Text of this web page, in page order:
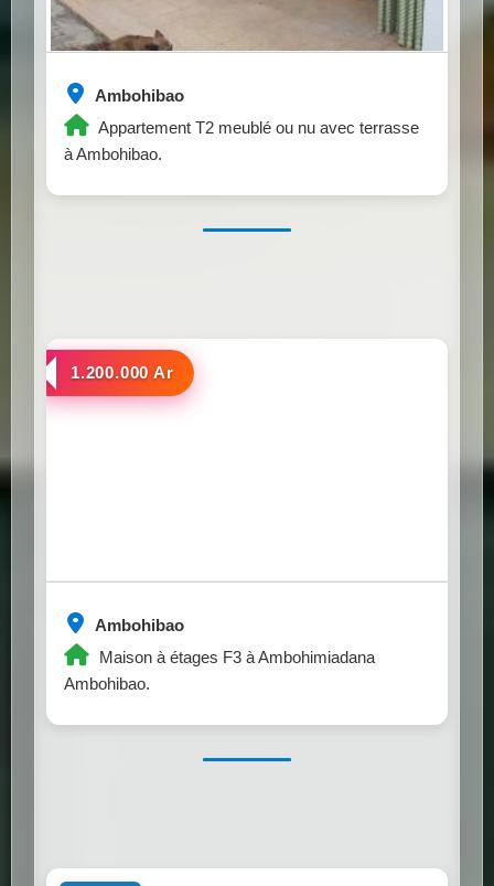
Ambohibao
Appartement T2 meublé ou nu avec terrasse
à Ambohibao.
Ambohibao
Maison à étages F3 à Ambohimiadana
Ambohibao.
a louer
1.200.000 Ar